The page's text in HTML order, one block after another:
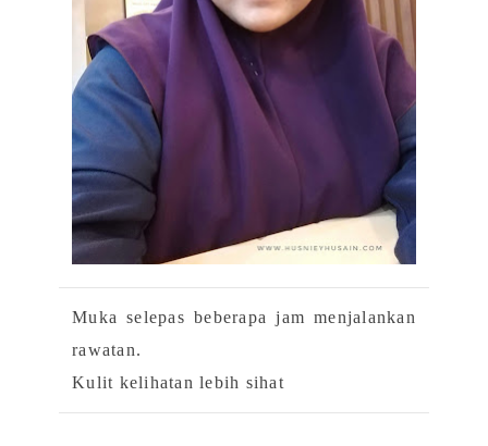
Muka selepas beberapa jam menjalankan
rawatan.
Kulit kelihatan lebih sihat